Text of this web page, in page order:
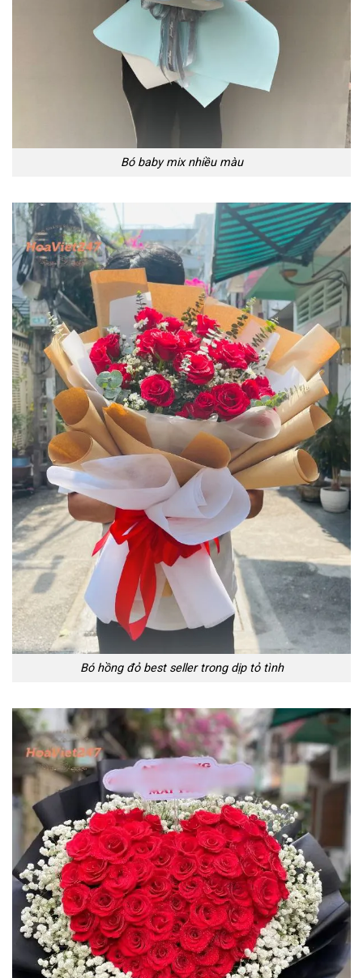
Bó baby mix nhiều màu
Bó hồng đỏ best seller trong dịp tỏ tình